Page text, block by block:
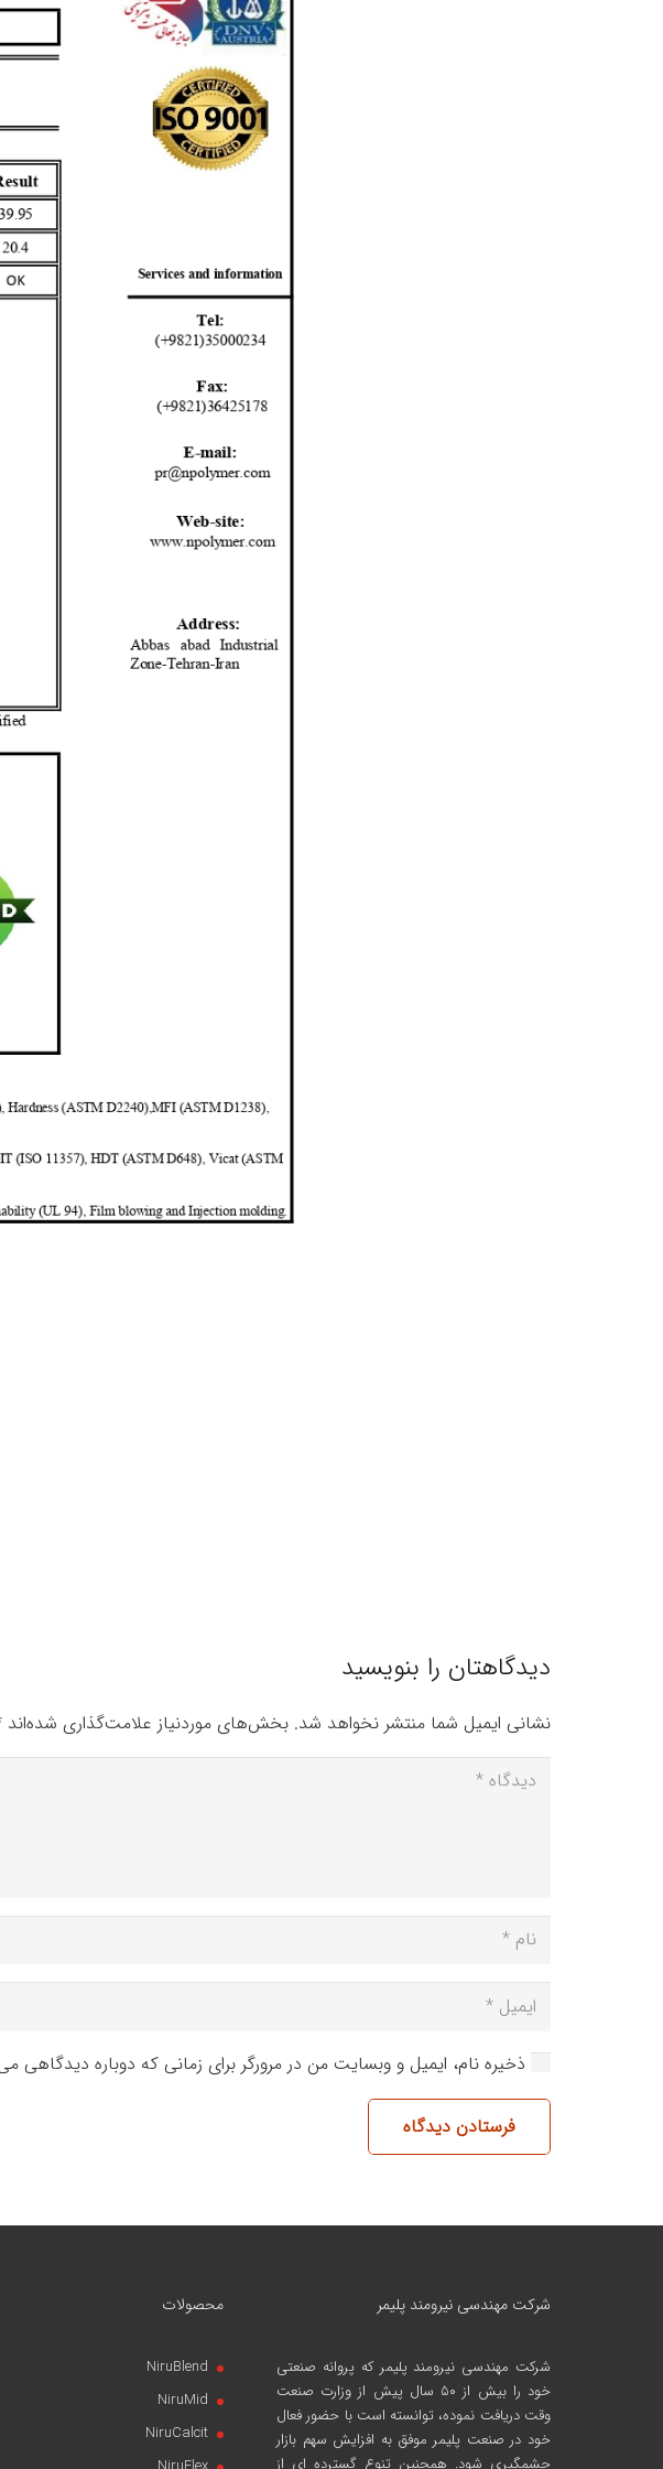
دیدگاهتان را بنویسید
نشانی ایمیل شما منتشر نخواهد شد. بخش‌های موردنیاز علامت‌گذاری شده‌اند
ذخیره نام، ایمیل و وبسایت من در مرورگر برای زمانی که دوباره دیدگاهی
فرستادن دیدگاه
شرکت مهندسی نیرومند پلیمر
شرکت مهندسی نیرومند پلیمرکه پروانه صنعتی
خود را بیش از ۵۰ سال پیش از وزارت صنعت
وقت دریافت نموده، توانسته است با حضور فعال
خود در صنعت پلیمر موفق به افزایش سهم بازار
چشمگیری شود. همچنین تنوع گسترده ای از
محصولات
NiruBlend
NiruMid
NiruCalcit